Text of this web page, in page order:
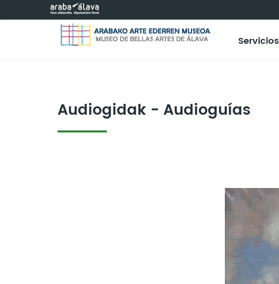
Saltar al contenido principal
Servicios
Audiogidak - Audioguías